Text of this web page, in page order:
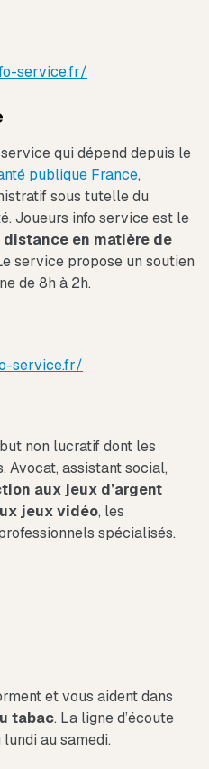
service.fr/
qui dépend depuis le
publique France,
sous tutelle du
Joueurs info service est le
en matière de
service propose un soutien
de 8h à 2h.
service.fr/
non lucratif dont les
Avocat, assistant social,
aux jeux d’argent
jeux vidéo, les
spécialisés.
et vous aident dans
tabac. La ligne d’écoute
au samedi.